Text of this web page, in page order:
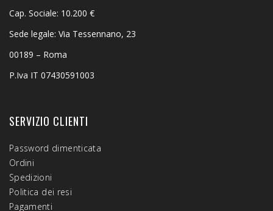
Cap. Sociale: 10.200 €
Sede legale: Via Tessennano, 23
00189 – Roma
P.Iva IT 07430591003
SERVIZIO CLIENTI
Password dimenticata
Ordini
Spedizioni
Politica dei resi
Pagamenti